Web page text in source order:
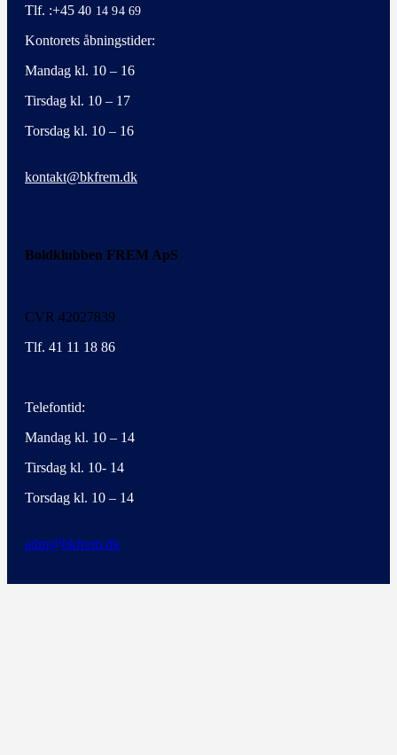
Tlf. :+45 40 14 94 69
Kontorets åbningstider:
Mandag kl. 10 – 16
Tirsdag kl. 10 – 17
Torsdag kl. 10 – 16
kontakt@bkfrem.dk
Boldklubben FREM ApS
CVR 42027839
Tlf. 41 11 18 86
Telefontid:
Mandag kl. 10 – 14
Tirsdag kl. 10- 14
Torsdag kl. 10 – 14
adm@bkfrem.dk